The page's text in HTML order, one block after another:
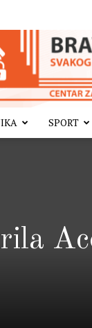
SPORT